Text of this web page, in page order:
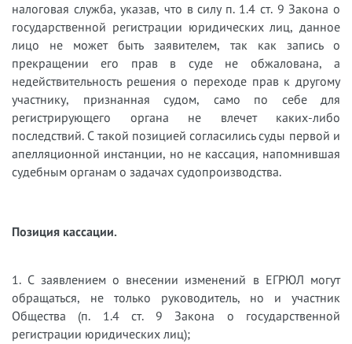
налоговая служба, указав, что в силу п. 1.4 ст. 9 Закона о
государственной регистрации юридических лиц, данное
лицо не может быть заявителем, так как запись о
прекращении его прав в суде не обжалована, а
недействительность решения о переходе прав к другому
участнику, признанная судом, само по себе для
регистрирующего органа не влечет каких-либо
последствий. С такой позицией согласились суды первой и
апелляционной инстанции, но не кассация, напомнившая
судебным органам о задачах судопроизводства.
Позиция кассации.
1. С заявлением о внесении изменений в ЕГРЮЛ могут
обращаться, не только руководитель, но и участник
Общества (п. 1.4 ст. 9 Закона о государственной
регистрации юридических лиц);